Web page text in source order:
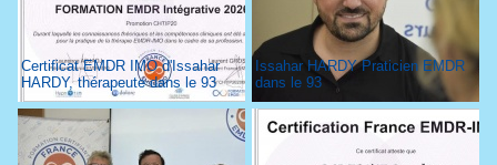
Certificat EMDR IMO d'Issahar
HARDY, thérapeute dans le 93
Issahar HARDY Praticien EMDR
dans le 93